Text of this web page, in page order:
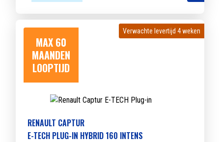
MAX 60
MAANDEN
LOOPTIJD
Verwachte levertijd 4 weken
Verwachte levertijd 4 weken
RENAULT CAPTUR
E-TECH PLUG-IN HYBRID 160 INTENS